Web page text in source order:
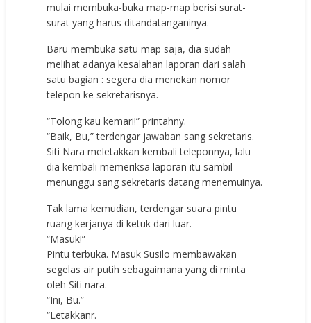
mulai membuka-buka map-map berisi surat-
surat yang harus ditandatanganinya.
Baru membuka satu map saja, dia sudah
melihat adanya kesalahan laporan dari salah
satu bagian : segera dia menekan nomor
telepon ke sekretarisnya.
“Tolong kau kemari!” printahny.
“Baik, Bu,” terdengar jawaban sang sekretaris.
Siti Nara meletakkan kembali teleponnya, lalu
dia kembali memeriksa laporan itu sambil
menunggu sang sekretaris datang menemuinya.
Tak lama kemudian, terdengar suara pintu
ruang kerjanya di ketuk dari luar.
“Masuk!”
Pintu terbuka. Masuk Susilo membawakan
segelas air putih sebagaimana yang di minta
oleh Siti nara.
“Ini, Bu.”
“Letakkanr.